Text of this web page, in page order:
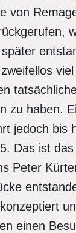
von
zu haben.
jedoch bis
Das ist
Peter
einen